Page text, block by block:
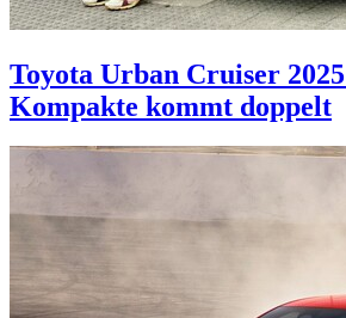
Toyota Urban Cruiser 2025
Kompakte kommt doppelt